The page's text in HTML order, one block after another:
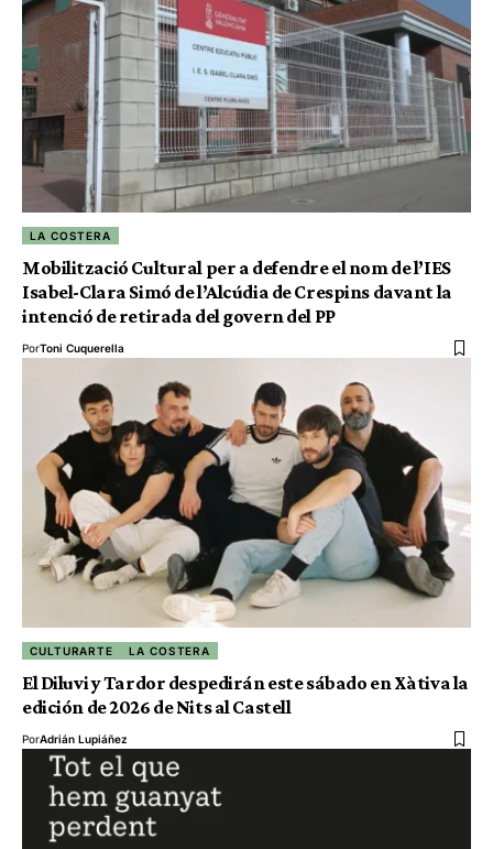
LA COSTERA
Mobilització Cultural per a defendre el nom de l’IES
Isabel-Clara Simó de l’Alcúdia de Crespins davant la
intenció de retirada del govern del PP
PorToni Cuquerella
CULTURARTE LA COSTERA
El Diluvi y Tardor despedirán este sábado en Xàtiva la
edición de 2026 de Nits al Castell
PorAdrián Lupiáñez